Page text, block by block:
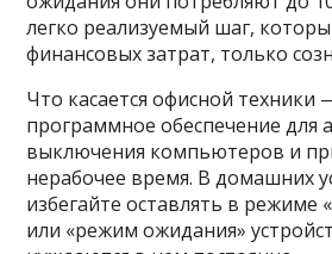
легко реализуемый шаг,
финансовых затрат, только
Что касается офисной техники
программное обеспечение для
выключения компьютеров и
нерабочее время. В домашних
избегайте оставлять в режиме
или «режим ожидания»